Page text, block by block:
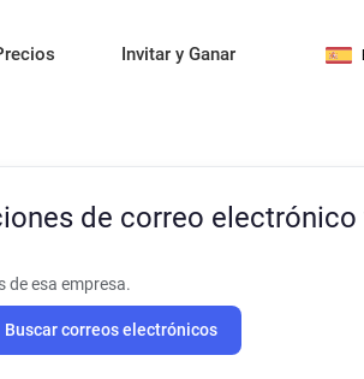
Invitar y Ganar
de correo
de esa empresa.
Buscar correos electrónicos